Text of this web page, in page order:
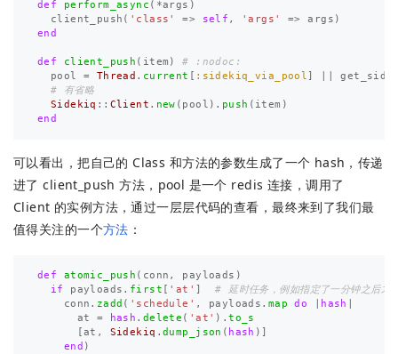
def perform_async ( *args )
client_push ( 'class' => self , 'args' => args )
end
def client_push ( item )
# :nodoc:
pool
= Thread . current [ :sidekiq_via_pool ]
# 有省略
Sidekiq :: Client . new ( pool ). push ( item )
end
可以看出，把自己的 Class 和方法的参数生成了一个 hash，传递
进了 client_push 方法，pool 是一个 redis 连接，调用了
Client 的实例方法，通过一层层代码的查看，最终来到了我们最
值得关注的一个方法 ：
def atomic_push ( conn , payloads )
if
payloads . first 'at'
# 延时任务，例如指定了一分钟之后才
conn . zadd ( 'schedule' , payloads . map do hash
at
= hash . delete ( 'at' ).to_s
at , Sidekiq .dump_json ( hash )]
end )